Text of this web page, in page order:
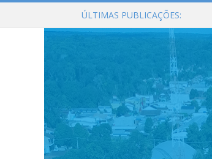
ÚLTIMAS PUBLICAÇÕES: